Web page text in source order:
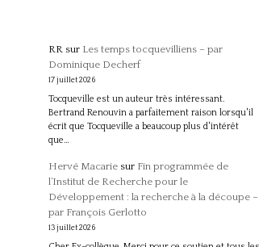
RRsur Les temps tocquevilliens – par
Dominique Decherf
17 juillet 2026
Tocqueville est un auteur très intéressant.
Bertrand Renouvin a parfaitement raison lorsqu'il
écrit que Tocqueville a beaucoup plus d'intérêt
que…
Hervé Macariesur Fin programmée de
l’Institut de Recherche pour le
Développement : la recherche à la découpe –
par François Gerlotto
13 juillet 2026